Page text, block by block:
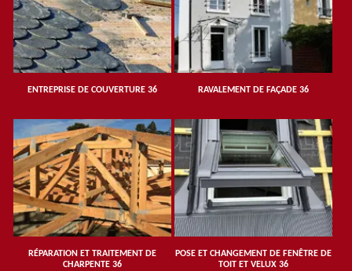
ENTREPRISE DE COUVERTURE 36 RAVALEMENT DE FAÇADE 36
RÉPARATION ET TRAITEMENT DE
CHARPENTE 36
POSE ET CHANGEMENT DE FENÊTRE DE
TOIT ET VELUX 36